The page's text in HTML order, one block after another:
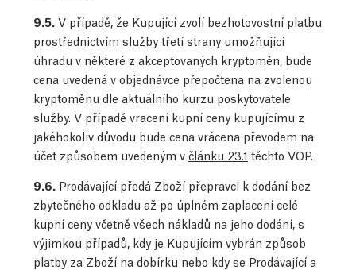
9.5. V případě, že Kupující zvolí bezhotovostní platbu
prostřednictvím služby třetí strany umožňující
úhradu v některé z akceptovaných kryptoměn, bude
cena uvedená v objednávce přepočtena na zvolenou
kryptoměnu dle aktuálního kurzu poskytovatele
služby. V případě vracení kupní ceny kupujícímu z
jakéhokoliv důvodu bude cena vrácena převodem na
účet způsobem uvedeným v článku 23.1 těchto VOP.
9.6. Prodávající předá Zboží přepravci k dodání bez
zbytečného odkladu až po úplném zaplacení celé
kupní ceny včetně všech nákladů na jeho dodání, s
výjimkou případů, kdy je Kupujícím vybrán způsob
platby za Zboží na dobírku nebo kdy se Prodávající a